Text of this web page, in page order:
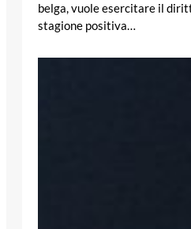
belga, vuole esercitare il
stagione positiva…